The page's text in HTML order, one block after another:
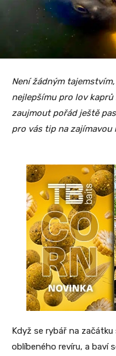
Není žádným
nejlepšímu pro lov kaprů
zaujmout pořád ještě
pro vás tip na zajímavou
Když se rybář na
oblíbeného revíru, a baví